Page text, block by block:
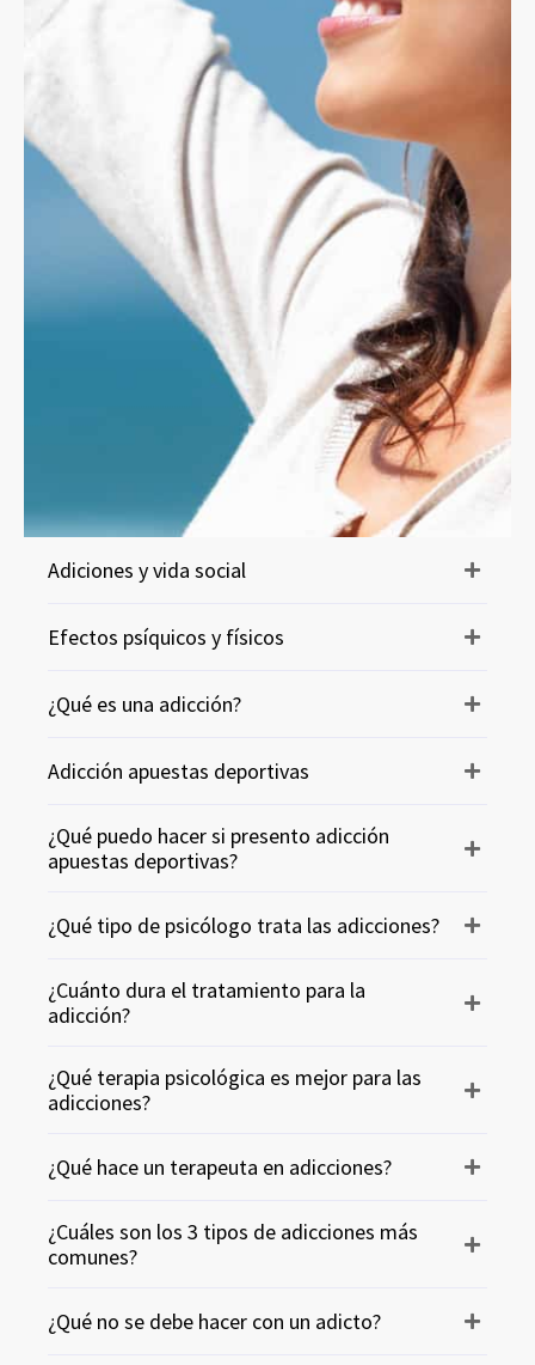
Adiciones y vida social
Efectos psíquicos y físicos
¿Qué es una adicción?
Adicción apuestas deportivas
¿Qué puedo hacer si presento adicción
apuestas deportivas?
¿Qué tipo de psicólogo trata las adicciones?
¿Cuánto dura el tratamiento para la
adicción?
¿Qué terapia psicológica es mejor para las
adicciones?
¿Qué hace un terapeuta en adicciones?
¿Cuáles son los 3 tipos de adicciones más
comunes?
¿Qué no se debe hacer con un adicto?